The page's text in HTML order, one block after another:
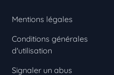
Mentions légales
Conditions générales
d'utilisation
Signaler un abus